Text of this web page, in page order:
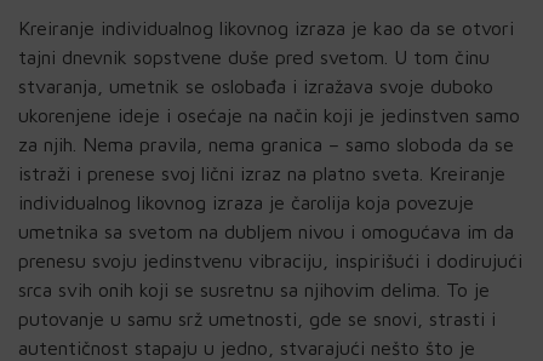
Kreiranje individualnog likovnog izraza je kao da se otvori
tajni dnevnik sopstvene duše pred svetom. U tom činu
stvaranja, umetnik se oslobađa i izražava svoje duboko
ukorenjene ideje i osećaje na način koji je jedinstven samo
za njih. Nema pravila, nema granica – samo sloboda da se
istraži i prenese svoj lični izraz na platno sveta. Kreiranje
individualnog likovnog izraza je čarolija koja povezuje
umetnika sa svetom na dubljem nivou i omogućava im da
prenesu svoju jedinstvenu vibraciju, inspirišući i dodirujući
srca svih onih koji se susretnu sa njihovim delima. To je
putovanje u samu srž umetnosti, gde se snovi, strasti i
autentičnost stapaju u jedno, stvarajući nešto što je